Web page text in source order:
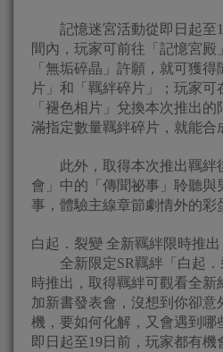
記憶迷宮活動從即日起至
間內，玩家可前往「記憶宮殿
「無垢碎晶」許願，就可獲
片」和「羈絆碎片」；玩家可
「褪色相片」兌換本次推出
滿指定數量羈絆碎片，就能合
此外，取得本次推出羈絆
會」中的「傳聞祕事」聆聽與
事，體驗主線章節劇情外的彩
白起．裂變 全新羈絆限時推出
全新限定SR羈絆「白起．
時推出，取得羈絆可觀看全新
加新書發表會，沒想到你卻意
機，要如何化解，又會遇到哪
即日起至19日前，玩家都有機